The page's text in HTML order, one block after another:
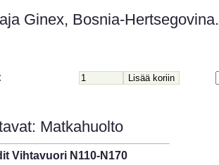
Ginex, Bosnia-Hertsegovina.
Matkahuolto
Vihtavuori N110-N170